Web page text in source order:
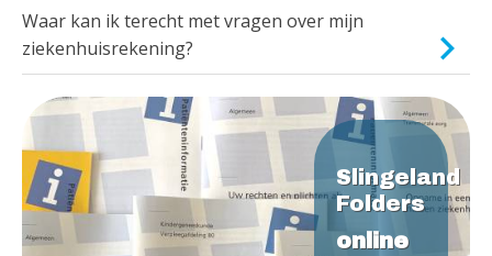
Waar kan ik terecht met vragen over mijn
ziekenhuisrekening?
Slingeland
Folders
online